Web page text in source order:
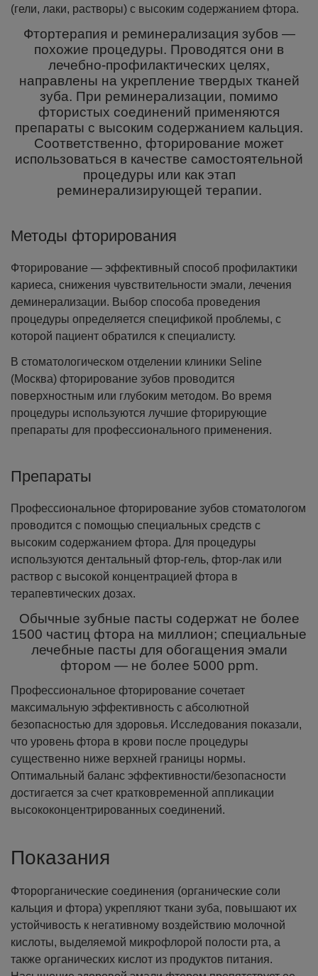
(гели, лаки, растворы) с высоким содержанием фтора.
Фтортерапия и реминерализация зубов —
похожие процедуры. Проводятся они в
лечебно-профилактических целях,
направлены на укрепление твердых тканей
зуба. При реминерализации, помимо
фтористых соединений применяются
препараты с высоким содержанием кальция.
Соответственно, фторирование может
использоваться в качестве самостоятельной
процедуры или как этап
реминерализирующей терапии.
Методы фторирования
Фторирование — эффективный способ профилактики
кариеса, снижения чувствительности эмали, лечения
деминерализации. Выбор способа проведения
процедуры определяется спецификой проблемы, с
которой пациент обратился к специалисту.
В стоматологическом отделении клиники Seline
(Москва) фторирование зубов проводится
поверхностным или глубоким методом. Во время
процедуры используются лучшие фторирующие
препараты для профессионального применения.
Препараты
Профессиональное фторирование зубов стоматологом
проводится с помощью специальных средств с
высоким содержанием фтора. Для процедуры
используются дентальный фтор-гель, фтор-лак или
раствор с высокой концентрацией фтора в
терапевтических дозах.
Обычные зубные пасты содержат не более
1500 частиц фтора на миллион; специальные
лечебные пасты для обогащения эмали
фтором — не более 5000 ppm.
Профессиональное фторирование сочетает
максимальную эффективность с абсолютной
безопасностью для здоровья. Исследования показали,
что уровень фтора в крови после процедуры
существенно ниже верхней границы нормы.
Оптимальный баланс эффективности/безопасности
достигается за счет кратковременной аппликации
высококонцентрированных соединений.
Показания
Фторорганические соединения (органические соли
кальция и фтора) укрепляют ткани зуба, повышают их
устойчивость к негативному воздействию молочной
кислоты, выделяемой микрофлорой полости рта, а
также органических кислот из продуктов питания.